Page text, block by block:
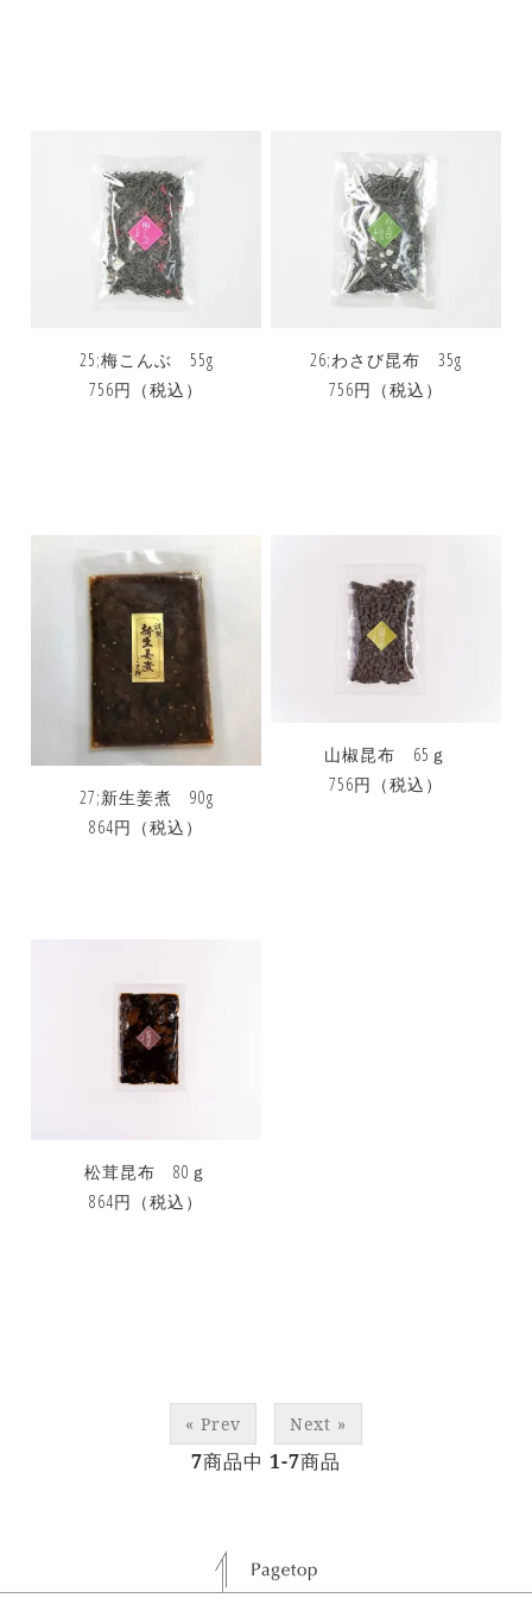
25;梅こんぶ 55g
756円 （税込）
26;わさび昆布 35g
756円 （税込）
27;新生姜煮 90g
864円 （税込）
山椒昆布 65ｇ
756円 （税込）
松茸昆布 80ｇ
864円 （税込）
« Prev Next »
7商品中 1-7商品